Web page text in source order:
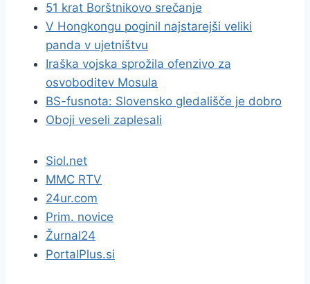
51 krat Borštnikovo srečanje
V Hongkongu poginil najstarejši veliki
panda v ujetništvu
Iraška vojska sprožila ofenzivo za
osvoboditev Mosula
BS-fusnota: Slovensko gledališče je dobro
Oboji veseli zaplesali
Siol.net
MMC RTV
24ur.com
Prim. novice
Žurnal24
PortalPlus.si